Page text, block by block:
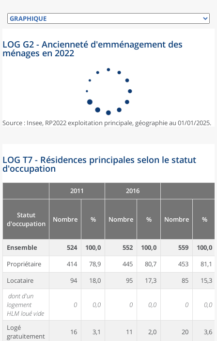
LOG G2 - Ancienneté d'emménagement des
ménages en 2022
Source : Insee, RP2022 exploitation principale, géographie au 01/01/2025.
LOG T7 - Résidences principales selon le statut
d'occupation
2011 2016
Statut
d'occupation
Nombre % Nombre % Nombre %
Ensemble 524 100,0 552 100,0 559
100,0
Propriétaire
414 78,9 445 80,7 453
81,1
Locataire
94 18,0 95 17,3 85
15,3
dont d'un
logement
HLM loué vide
0 0,0 0 0,0 0 0,0
Logé
gratuitement
16 3,1 11 2,0 20 3,6